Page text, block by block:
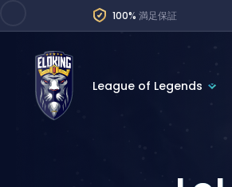
100% 満足保証
League of Legends